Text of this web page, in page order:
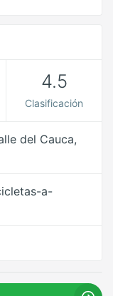
4.5
Clasificación
del Cauca,
a-